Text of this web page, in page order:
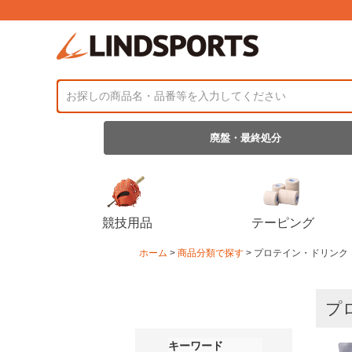
廃盤・最終処分
競技用品 テーピング
ホーム 商品分類で探す プロテイン・ドリンク
キーワード
プ